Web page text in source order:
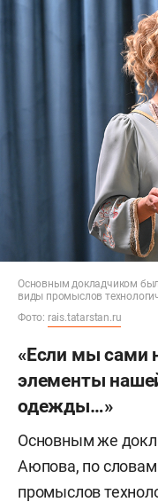
Основным докладчиком
виды промыслов
Фото: rais.tatarstan.ru
«Если мы сами
элементы
одежды…»
Основным же
Аюпова, по
промыслов